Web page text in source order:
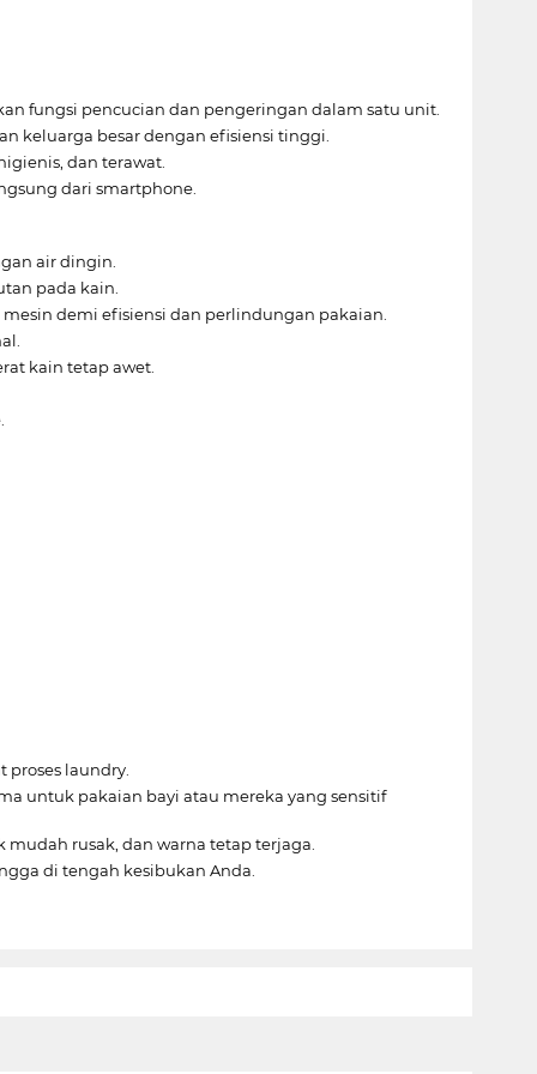
fungsi pencucian dan pengeringan dalam satu unit.
keluarga besar dengan efisiensi tinggi.
dan terawat.
dari smartphone.
air dingin.
pada kain.
demi efisiensi dan perlindungan pakaian.
kain tetap awet.
laundry.
untuk pakaian bayi atau mereka yang sensitif
rusak, dan warna tetap terjaga.
di tengah kesibukan Anda.